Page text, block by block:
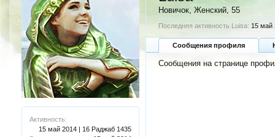
Активность:
15 май 2014 | 16 Раджаб 1435
Новичок , Женский, 55
Последняя активность Luisa: 15 май
Сообщения профиля
Сообщения на странице